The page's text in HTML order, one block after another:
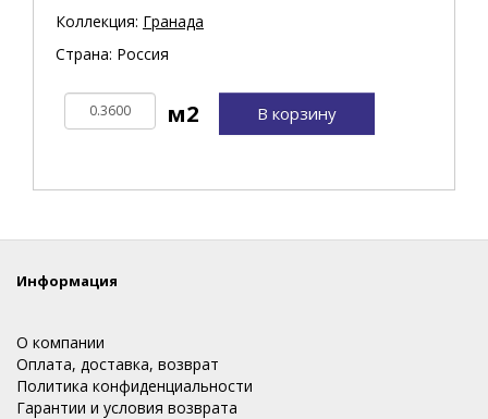
Коллекция: Гранада
Страна: Россия
В корзину
Информация
О компании
Оплата, доставка, возврат
Политика конфиденциальности
Гарантии и условия возврата